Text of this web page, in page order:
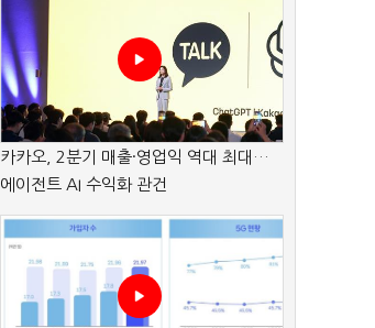
카카오, 2분기 매출·영업익 역대 최대…
에이전트 AI 수익화 관건